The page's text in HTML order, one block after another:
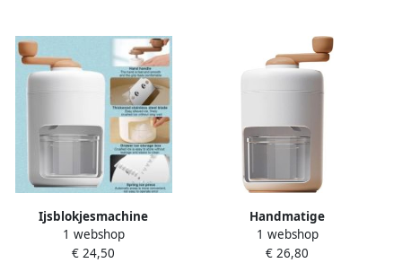
8712072539716
Ijsblokjesmachine
ijsmachine ijsblokjesvorm
ijsblokjes machine
1 webshop
€ 24,50
Handmatige
Ijsblokjesmachine –
Premium draagbare
1 webshop
€ 26,80